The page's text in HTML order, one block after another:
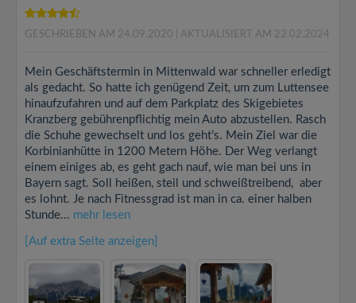
GESCHRIEBEN AM 24.09.2020 | AKTUALISIERT AM 22.02.2024
Mein Geschäftstermin in Mittenwald war schneller erledigt
als gedacht. So hatte ich genügend Zeit, um zum Luttensee
hinaufzufahren und auf dem Parkplatz des Skigebietes
Kranzberg gebührenpflichtig mein Auto abzustellen. Rasch
die Schuhe gewechselt und los geht’s. Mein Ziel war die
Korbinianhütte in 1200 Metern Höhe. Der Weg verlangt
einem einiges ab, es geht gach nauf, wie man bei uns in
Bayern sagt. Soll heißen, steil und schweißtreibend, aber
es lohnt. Je nach Fitnessgrad ist man in ca. einer halben
Stunde... mehr lesen
[Auf extra Seite anzeigen]